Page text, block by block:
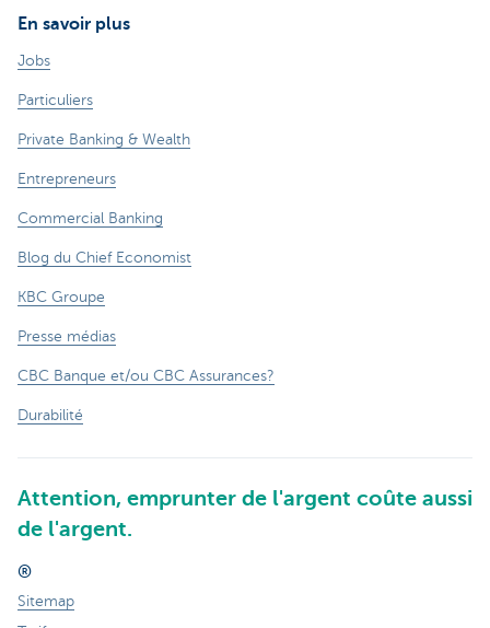
En savoir plus
Jobs
Particuliers
Private Banking & Wealth
Entrepreneurs
Commercial Banking
Blog du Chief Economist
KBC Groupe
Presse médias
CBC Banque et/ou CBC Assurances?
Durabilité
Attention, emprunter de l'argent coûte aussi
de l'argent.
®
Sitemap